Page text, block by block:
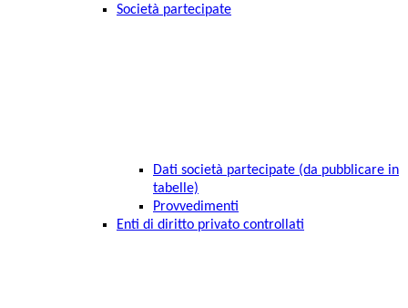
Società partecipate
Dati società partecipate (da pubblicare in
tabelle)
Provvedimenti
Enti di diritto privato controllati